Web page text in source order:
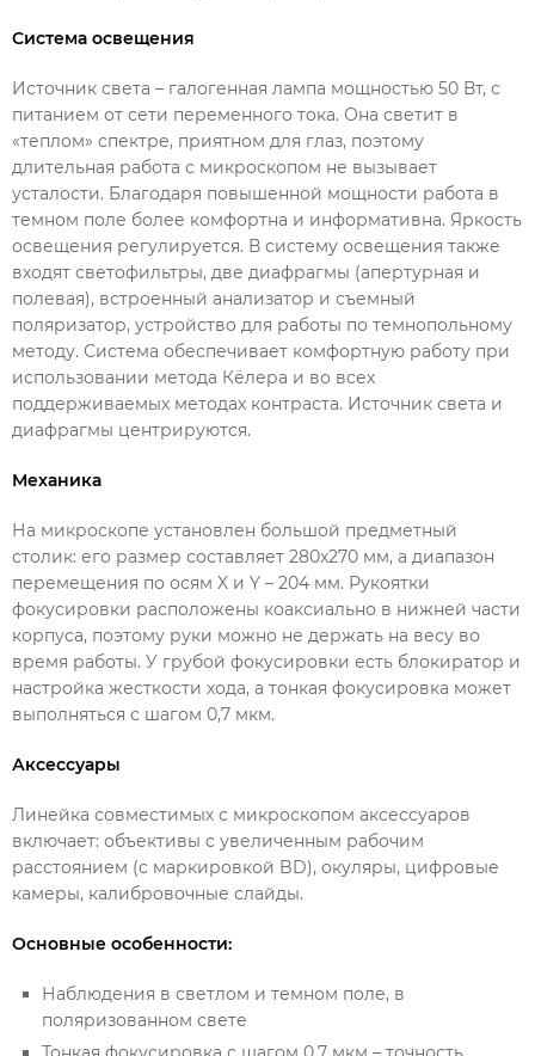
Система освещения
Источник света – галогенная лампа мощностью 50 Вт, с
питанием от сети переменного тока. Она светит в
«теплом» спектре, приятном для глаз, поэтому
длительная работа с микроскопом не вызывает
усталости. Благодаря повышенной мощности работа в
темном поле более комфортна и информативна. Яркость
освещения регулируется. В систему освещения также
входят светофильтры, две диафрагмы (апертурная и
полевая), встроенный анализатор и съемный
поляризатор, устройство для работы по темнопольному
методу. Система обеспечивает комфортную работу при
использовании метода Кёлера и во всех
поддерживаемых методах контраста. Источник света и
диафрагмы центрируются.
Механика
На микроскопе установлен большой предметный
столик: его размер составляет 280x270 мм, а диапазон
перемещения по осям X и Y – 204 мм. Рукоятки
фокусировки расположены коаксиально в нижней части
корпуса, поэтому руки можно не держать на весу во
время работы. У грубой фокусировки есть блокиратор и
настройка жесткости хода, а тонкая фокусировка может
выполняться с шагом 0,7 мкм.
Аксессуары
Линейка совместимых с микроскопом аксессуаров
включает: объективы с увеличенным рабочим
расстоянием (с маркировкой BD), окуляры, цифровые
камеры, калибровочные слайды.
Основные особенности:
Наблюдения в светлом и темном поле, в
поляризованном свете